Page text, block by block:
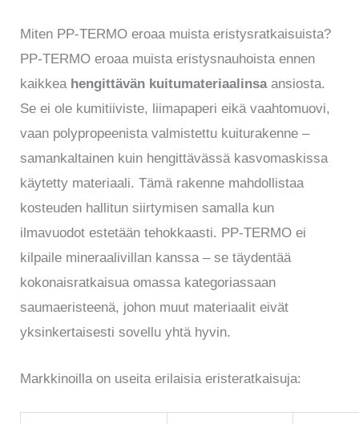
Miten PP-TERMO eroaa muista eristysratkaisuista?
PP-TERMO eroaa muista eristysnauhoista ennen
kaikkea hengittävän kuitumateriaalinsaansiosta.
Se ei ole kumitiiviste, liimapaperi eikä vaahtomuovi,
vaan polypropeenista valmistettu kuiturakenne –
samankaltainen kuin hengittävässä kasvomaskissa
käytetty materiaali. Tämä rakenne mahdollistaa
kosteuden hallitun siirtymisen samalla kun
ilmavuodot estetään tehokkaasti. PP-TERMO ei
kilpaile mineraalivillan kanssa – se täydentää
kokonaisratkaisua omassa kategoriassaan
saumaeristeenä, johon muut materiaalit eivät
yksinkertaisesti sovellu yhtä hyvin.
Markkinoilla on useita erilaisia eristeratkaisuja: